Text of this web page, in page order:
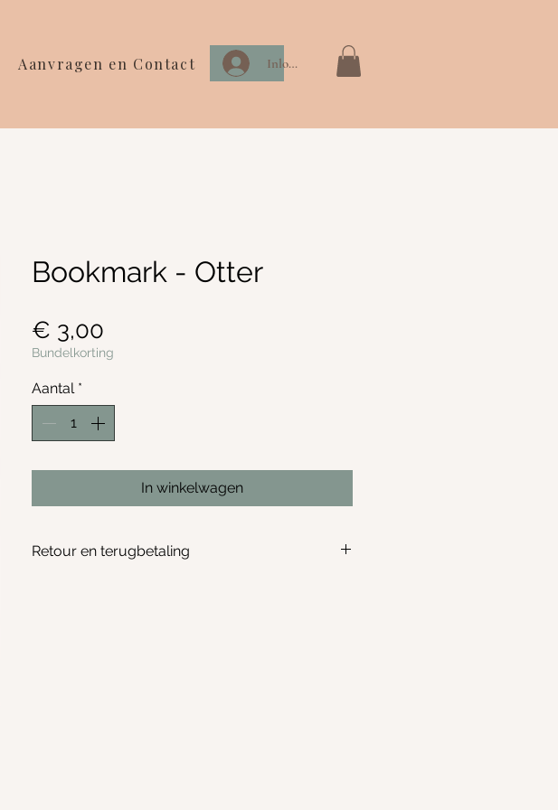
Aanvragen en Contact Inloggen
Bookmark - Otter
€ 3,00
Bundelkorting
Aantal *
In winkelwagen
Retour en terugbetaling